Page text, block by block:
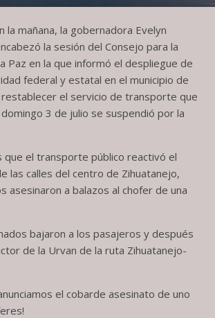
la mañana, la gobernadora Evelyn
la sesión del Consejo para la
Paz en la que informó el despliegue de
federal y estatal en el municipio de
restablecer el servicio de transporte que
3 de julio se suspendió por la
que el transporte público reactivó el
las calles del centro de Zihuatanejo,
asesinaron a balazos al chofer de una
bajaron a los pasajeros y después
de la Urvan de la ruta Zihuatanejo-
el cobarde asesinato de uno